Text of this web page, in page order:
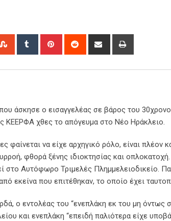
StumbleUpon
Tumblr Pinterest Reddit
Share
άσκησε ο εισαγγελέας σε βάρος του
ΚΕΕΡΦΑ χθες το απόγευμα στο Νέο Ηράκλειο.
να είχε αρχηγικό ρόλο, είναι πλέον
φθορά ξένης ιδιοκτησίας και
στο Αυτόφωρο Τριμελές Πλημμελειοδικείο.
εκείνα που επιτέθηκαν, το οποίο έχει
ο εντολέας του “ενεπλάκη εκ του μη όντως
και ενεπλάκη “επειδή παλιότερα είχε